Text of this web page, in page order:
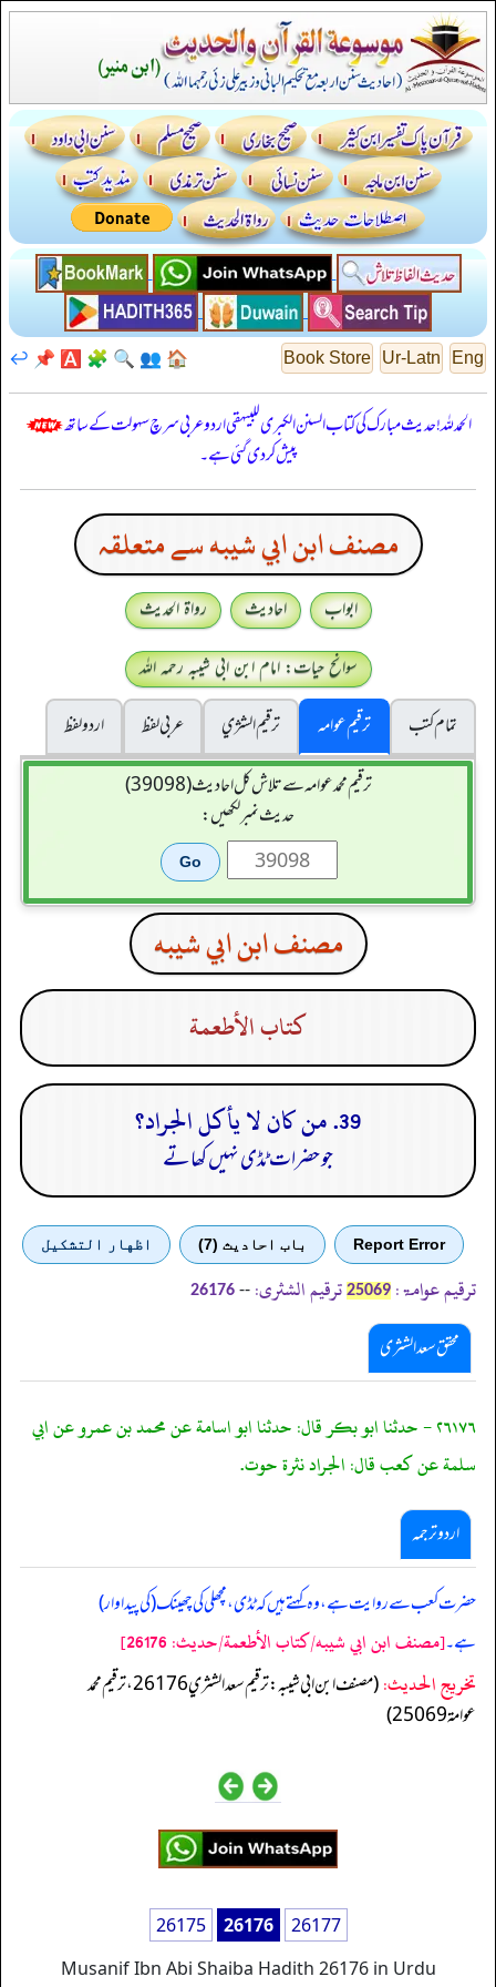
Eng
Ur-Latn
Book Store
🏠
👥
🔍
🧩
🅰️
📌
↩️
الحمدللہ! حدیث مبارک کی کتاب السنن الكبرى للبيهقي اردو عربی سرچ سہولت کے ساتھ
پیش کر دی گئی ہے۔
مصنف ابن ابي شيبه سے متعلقہ
ابواب احادیث
رواۃ الحدیث
سوانح حیات: امام ابن ابی شیبہ رحمہ اللہ
تمام کتب
ترقیم عوامہ ترقيم الشژي عربی لفظ
اردو لفظ
ترقیم محمدعوامہ سے تلاش کل احادیث (39098)
حدیث نمبر لکھیں:
مصنف ابن ابي شيبه
كتاب الأطعمة
39. من كان لا يأكل الجراد؟
جو حضرات ٹڈی نہیں کھاتے
Report Error باب احادیث (7) اظهار التشكيل
ترقیم عوامۃ: 25069 ترقیم الشثری: --
26176
محقق سعد الشثری
٢٦١٧٦ - حدثنا ابو بكر قال: حدثنا ابو اسامة عن محمد بن عمرو عن ابي
سلمة عن كعب قال: الجراد نثرة حوت.
اردو ترجمہ
حضرت کعب سے روایت ہے، وہ کہتے ہیں کہ ٹڈی، مچھلی کی چھینک (کی پیداوار)
ہے۔[مصنف ابن ابي شيبه/كتاب الأطعمة/حدیث: 26176]
تخریج الحدیث:
(مصنف ابن ابي شيبه: ترقيم سعد الشثري 26176، ترقيم محمد
عوامة 25069)
26175 26176
26177
Musanif Ibn Abi Shaiba Hadith 26176 in Urdu